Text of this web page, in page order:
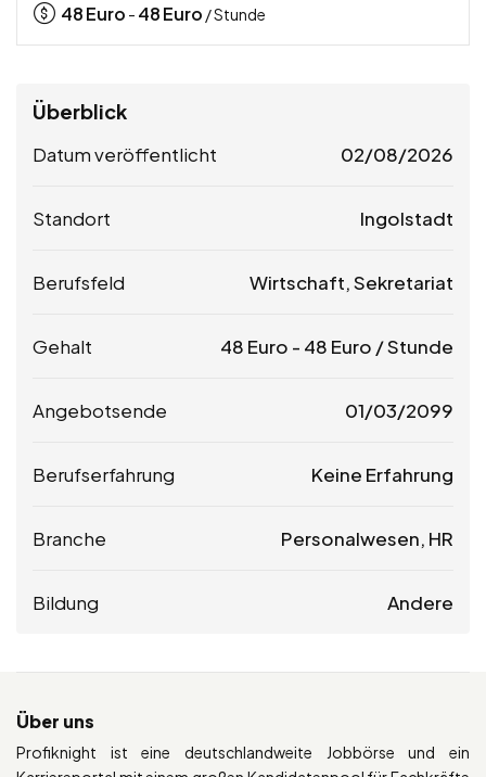
48Euro - 48Euro / Stunde
Überblick
Datum veröffentlicht 02/08/2026
Standort Ingolstadt
Berufsfeld Wirtschaft, Sekretariat
Gehalt 48 Euro - 48 Euro / Stunde
Angebotsende 01/03/2099
Berufserfahrung Keine Erfahrung
Branche Personalwesen, HR
Bildung Andere
Über uns
Profiknight ist eine deutschlandweite Jobbörse und ein